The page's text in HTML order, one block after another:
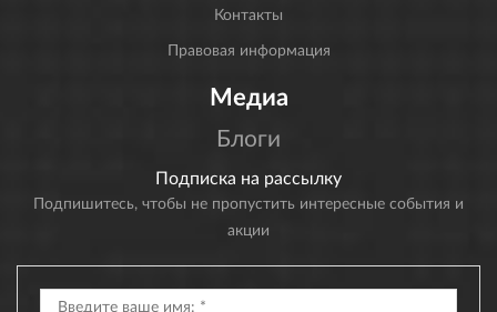
Контакты
Правовая информация
Медиа
Блоги
Подписка на рассылку
Подпишитесь, чтобы не пропустить интересные события и
акции